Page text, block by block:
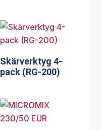
Skärverktyg 4-
pack (RG-200)